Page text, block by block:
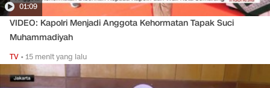
01:09
VIDEO: Kapolri Menjadi Anggota Kehormatan Tapak Suci
Muhammadiyah
TV •15 menit yang lalu